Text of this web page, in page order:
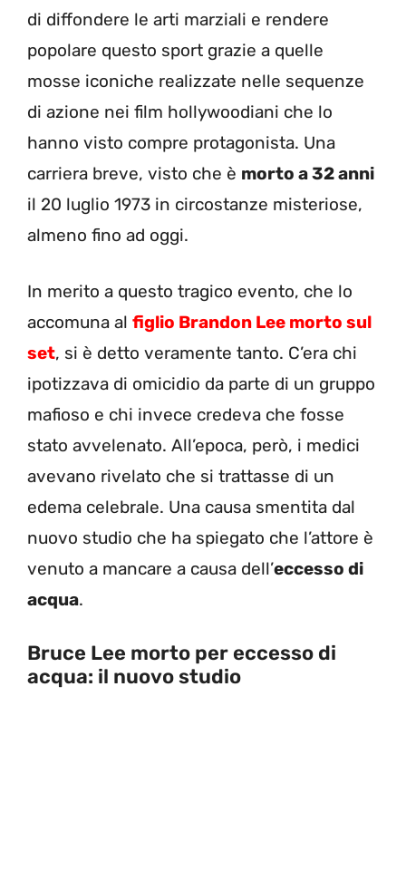
di diffondere le arti marziali e rendere
popolare questo sport grazie a quelle
mosse iconiche realizzate nelle sequenze
di azione nei film hollywoodiani che lo
hanno visto compre protagonista. Una
carriera breve, visto che è morto a 32 anni
il 20 luglio 1973 in circostanze misteriose,
almeno fino ad oggi.
In merito a questo tragico evento, che lo
accomuna al figlio Brandon Lee morto sul
set, si è detto veramente tanto. C’era chi
ipotizzava di omicidio da parte di un gruppo
mafioso e chi invece credeva che fosse
stato avvelenato. All’epoca, però, i medici
avevano rivelato che si trattasse di un
edema celebrale. Una causa smentita dal
nuovo studio che ha spiegato che l’attore è
venuto a mancare a causa dell’eccesso di
acqua.
Bruce Lee morto per eccesso di
acqua: il nuovo studio